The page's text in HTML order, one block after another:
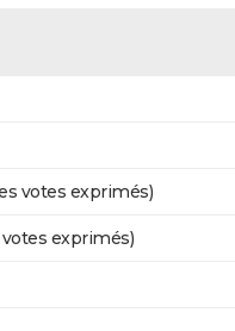
votes exprimés)
exprimés)